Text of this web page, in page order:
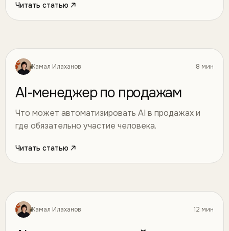
Читать статью
Искусственный интеллект 42
Камал Илаханов 8 мин
AI-менеджер по продажам
Что может автоматизировать AI в продажах и
где обязательно участие человека.
Читать статью
Искусственный интеллект 43
Камал Илаханов 12 мин